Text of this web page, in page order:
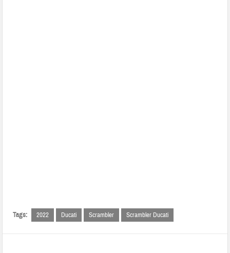
Tags: 2022 Ducati Scrambler Scrambler Ducati